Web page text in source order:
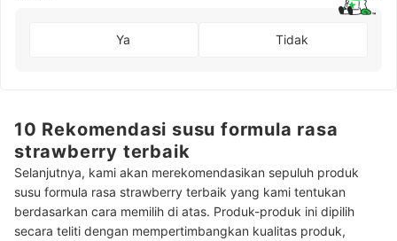
Ya Tidak
10 Rekomendasi susu formula rasa
strawberry terbaik
Selanjutnya, kami akan merekomendasikan sepuluh produk
susu formula rasa strawberry terbaik yang kami tentukan
berdasarkan cara memilih di atas. Produk-produk ini dipilih
secara teliti dengan mempertimbangkan kualitas produk,